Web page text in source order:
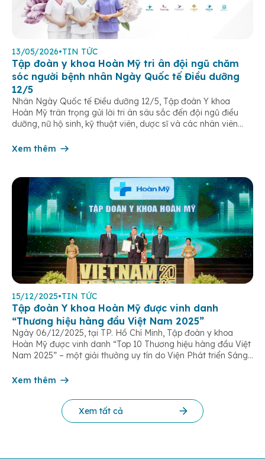
13/05/2026•TIN TỨC
Tập đoàn y khoa Hoàn Mỹ tri ân đội ngũ chăm
sóc người bệnh nhân Ngày Quốc tế Điều dưỡng
12/5
Nhân Ngày Quốc tế Điều dưỡng 12/5, Tập đoàn Y khoa
Hoàn Mỹ trân trọng gửi lời tri ân sâu sắc đến đội ngũ điều
dưỡng, nữ hộ sinh, kỹ thuật viên, dược sĩ và các nhân viên
âm thầm đồng hành trên […]
Xem thêm
15/12/2025•TIN TỨC
Tập đoàn Y khoa Hoàn Mỹ được vinh danh
“Thương hiệu hàng đầu Việt Nam 2025”
Ngày 06/12/2025, tại TP. Hồ Chí Minh, Tập đoàn y khoa
Hoàn Mỹ được vinh danh “Top 10 Thương hiệu hàng đầu Việt
Nam 2025” – một giải thưởng uy tín do Viện Phát triển Sáng
cứu Phát triển Doanh nghiệp Châu Á […]
Xem thêm
Xem tất cả